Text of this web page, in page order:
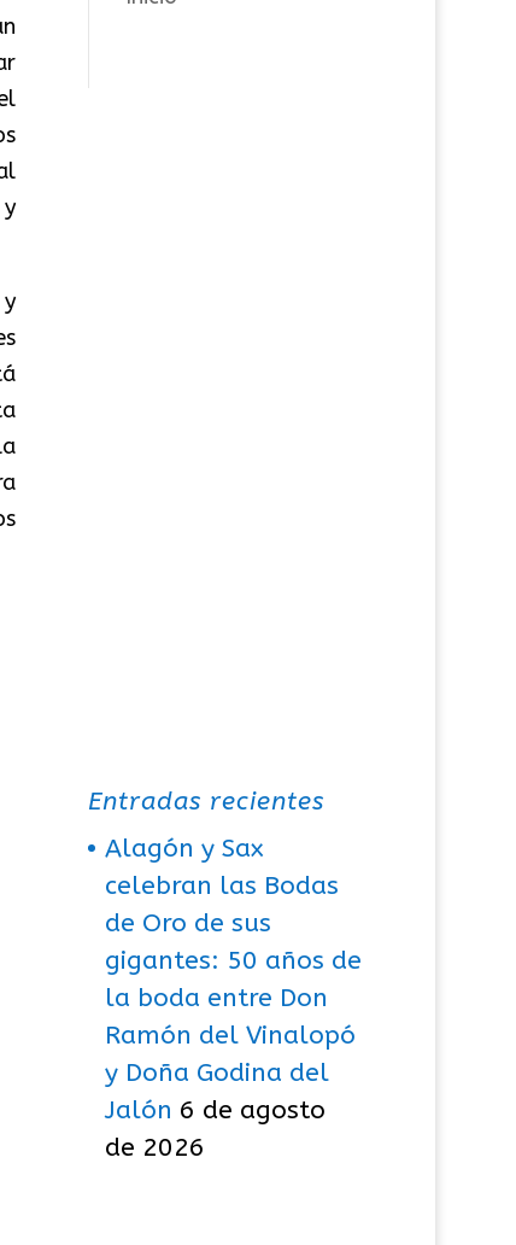
Entradas recientes
Alagón y Sax
celebran las Bodas
de Oro de sus
gigantes: 50 años de
la boda entre Don
Ramón del Vinalopó
y Doña Godina del
Jalón 6 de agosto
de 2026